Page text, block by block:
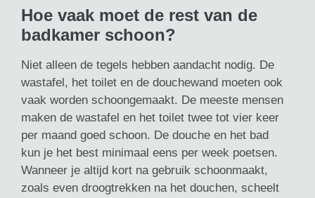
Hoe vaak moet de rest van de
badkamer schoon?
Niet alleen de tegels hebben aandacht nodig. De
wastafel, het toilet en de douchewand moeten ook
vaak worden schoongemaakt. De meeste mensen
maken de wastafel en het toilet twee tot vier keer
per maand goed schoon. De douche en het bad
kun je het best minimaal eens per week poetsen.
Wanneer je altijd kort na gebruik schoonmaakt,
zoals even droogtrekken na het douchen, scheelt